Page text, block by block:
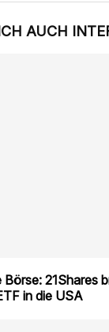
AUCH
21Shares
in die USA